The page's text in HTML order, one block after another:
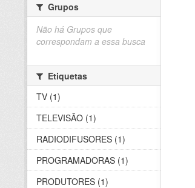
Grupos
Não há Grupos que
correspondam a essa busca
Etiquetas
TV (1)
TELEVISÃO (1)
RADIODIFUSORES (1)
PROGRAMADORAS (1)
PRODUTORES (1)